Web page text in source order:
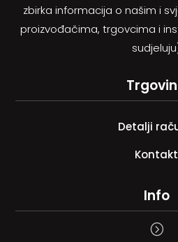
zbirka informacija o našim i
proizvođačima, trgovcima i
Detalji
Kontakt
Info
=